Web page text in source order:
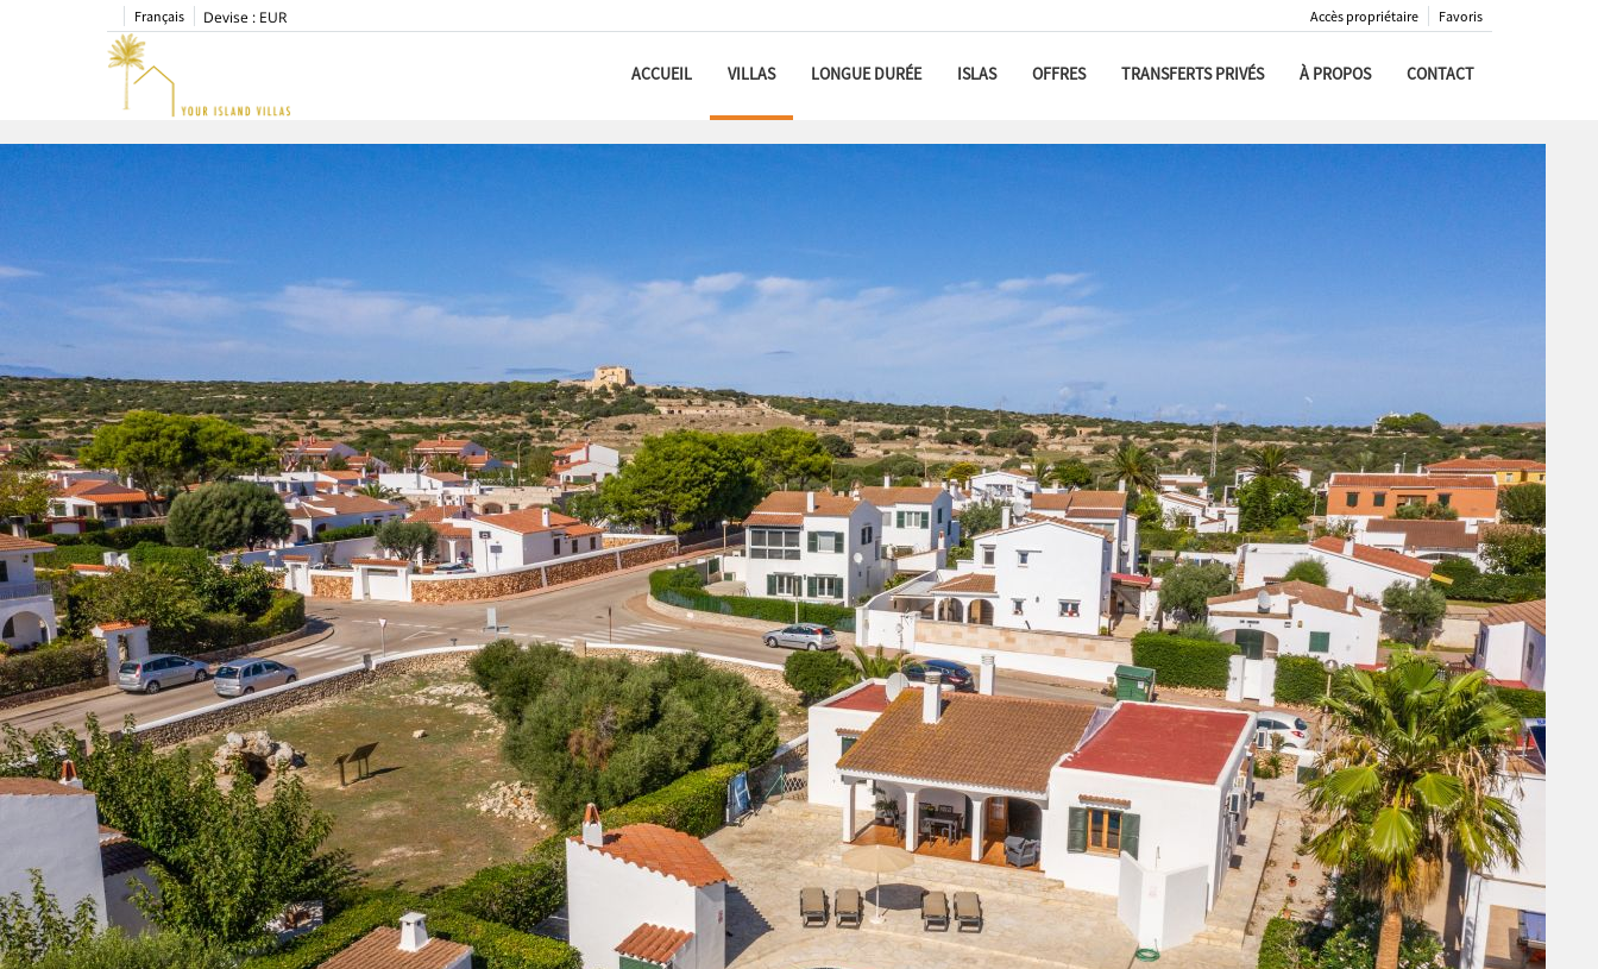
Français Devise : EUR Favoris
Accès propriétaire
ACCUEIL VILLAS LONGUE DURÉE ISLAS OFFRES TRANSFERTS PRIVÉS À PROPOS CONTACT